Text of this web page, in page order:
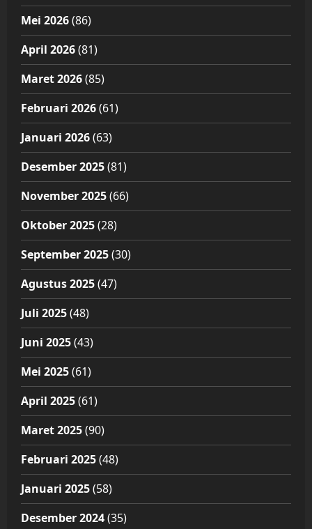
Mei 2026(86)
April 2026(81)
Maret 2026(85)
Februari 2026(61)
Januari 2026(63)
Desember 2025(81)
November 2025(66)
Oktober 2025(28)
September 2025(30)
Agustus 2025(47)
Juli 2025(48)
Juni 2025(43)
Mei 2025(61)
April 2025(61)
Maret 2025(90)
Februari 2025(48)
Januari 2025(58)
Desember 2024(35)